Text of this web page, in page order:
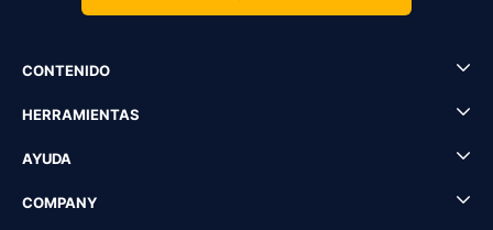
CONTENIDO
HERRAMIENTAS
AYUDA
COMPANY